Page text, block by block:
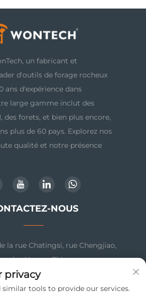
un fabricant et
d'outils de forage rocheux
ans d'expérience dans
large gamme inclut des
des forets, et bien plus encore,
plus de 60 pays. Explorez nos
qualité et notre présence
NOUS
la rue Chatingsi, rue Chengjiao,
Hunan, Chine
+86-17369211460
privacy
similar tools to provide our services.